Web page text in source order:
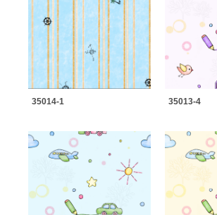
35014-1 35013-4